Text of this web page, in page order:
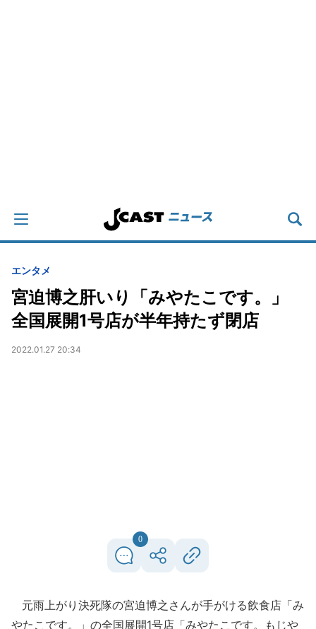
エンタメ
宮迫博之肝いり「みやたこです。」
全国展開1号店が半年持たず閉店
2022.01.27 20:34
0
元雨上がり決死隊の宮迫博之さんが手がける飲食店「み
やたこです。」の全国展開1号店「みやたこです。もじや